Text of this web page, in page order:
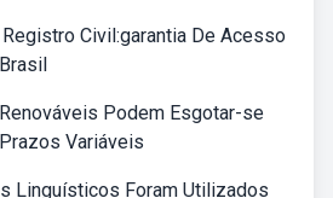
Civil:garantia De Acesso
Podem Esgotar-se
Variáveis
Linguísticos Foram Utilizados